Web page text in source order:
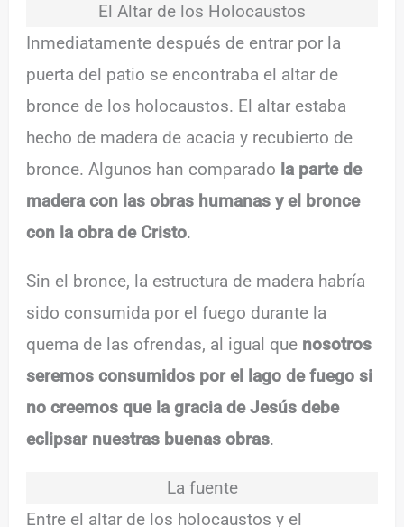
El Altar de los Holocaustos
Inmediatamente después de entrar por la
puerta del patio se encontraba el altar de
bronce de los holocaustos. El altar estaba
hecho de madera de acacia y recubierto de
bronce. Algunos han comparado la parte de
madera con las obras humanas y el bronce
con la obra de Cristo.
Sin el bronce, la estructura de madera habría
sido consumida por el fuego durante la
quema de las ofrendas, al igual que nosotros
seremos consumidos por el lago de fuego si
no creemos que la gracia de Jesús debe
eclipsar nuestras buenas obras.
La fuente
Entre el altar de los holocaustos y el